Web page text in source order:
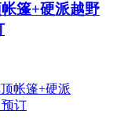
篷+硬派越野